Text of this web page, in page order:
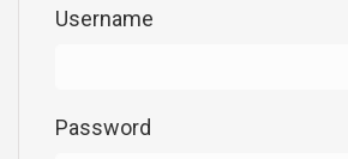
Username
Password